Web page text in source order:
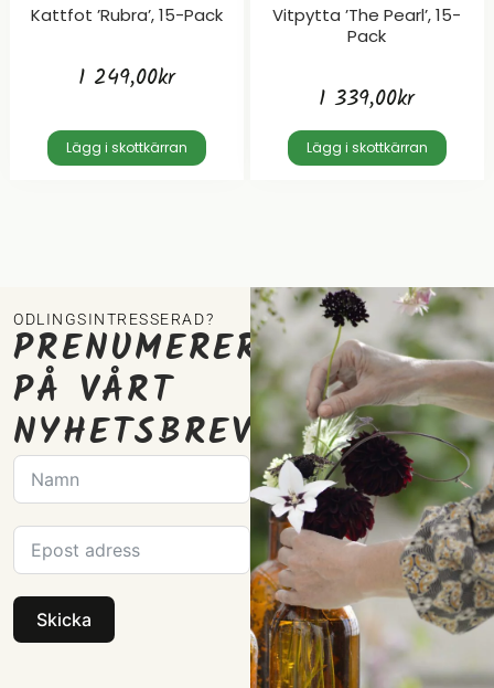
Kattfot ’Rubra’, 15-Pack
1 249,00kr
Lägg i skottkärran
Vitpytta ’The Pearl’, 15-
Pack
1 339,00kr
Lägg i skottkärran
ODLINGSINTRESSERAD?
PRENUMERERA
PÅ VÅRT
NYHETSBREV
Skicka